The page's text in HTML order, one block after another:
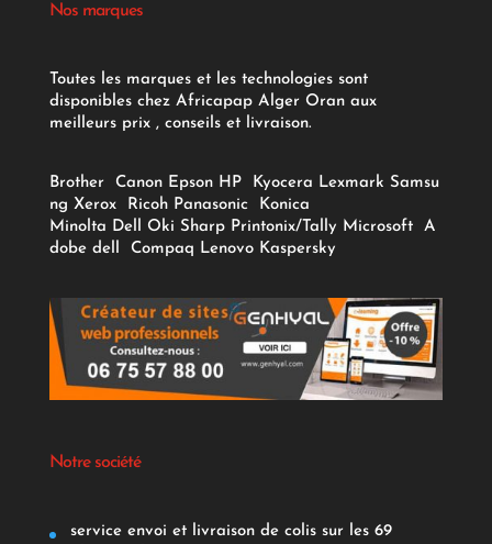
Nos marques
Toutes les marques et les technologies sont
disponibles chez Africapap Alger Oran aux
meilleurs prix , conseils et livraison.
Brother Canon Epson HP Kyocera Lexmark Samsu
ng Xerox Ricoh Panasonic
Konica
Minolta Dell Oki Sharp Printonix/Tally Microsoft
A
dobe dell Compaq Lenovo Kaspersky
Notre société
service envoi et livraison de colis sur les 69